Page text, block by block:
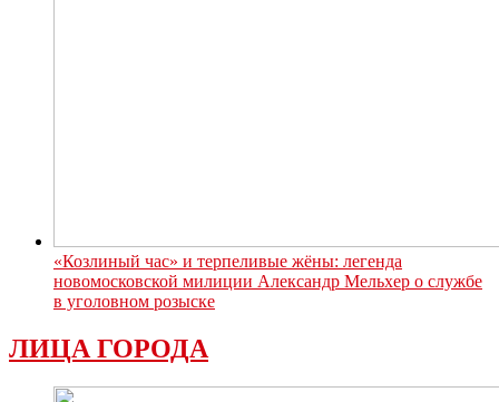
«Козлиный час» и терпеливые жёны: легенда
новомосковской милиции Александр Мельхер о службе
в уголовном розыске
ЛИЦА ГОРОДА